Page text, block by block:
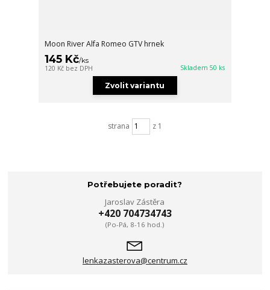
Moon River Alfa Romeo GTV hrnek
145 Kč/ks
120 Kč bez DPH Skladem 50 ks
Zvolit variantu
strana z 1
Potřebujete poradit?
Jaroslav Zástěra
+420 704734743
(Po-Pá, 8-16 hod.)
lenkazasterova@centrum.cz